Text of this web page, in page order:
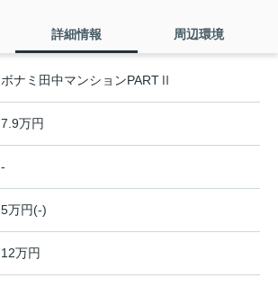
詳細情報 周辺環境
ボナミ田中マンションPARTⅡ
7.9万円
-
5万円(-)
12万円